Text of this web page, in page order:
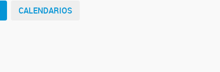
CALENDARIOS